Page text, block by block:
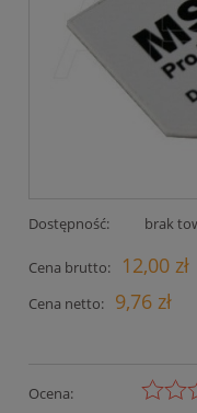
Dostępność: brak
Cena brutto: 12,00 zł
Cena netto: 9,76 zł
Ocena: